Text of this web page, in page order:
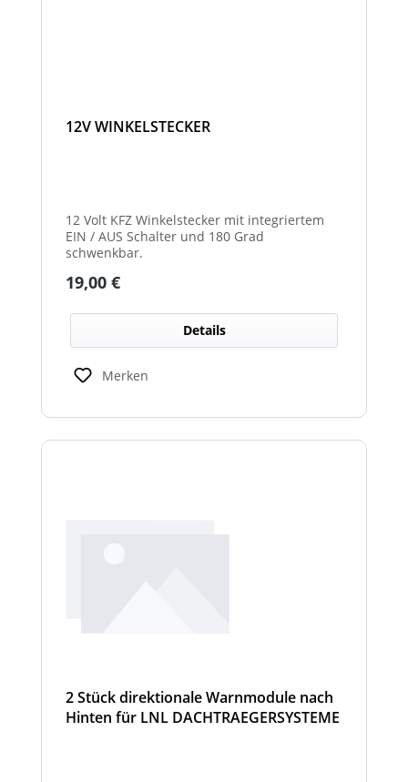
12V WINKELSTECKER
12 Volt KFZ Winkelstecker mit integriertem
EIN / AUS Schalter und 180 Grad
schwenkbar.
Regulärer Preis:
19,00 €
Details
Merken
2 Stück direktionale Warnmodule nach
Hinten für LNL DACHTRAEGERSYSTEME